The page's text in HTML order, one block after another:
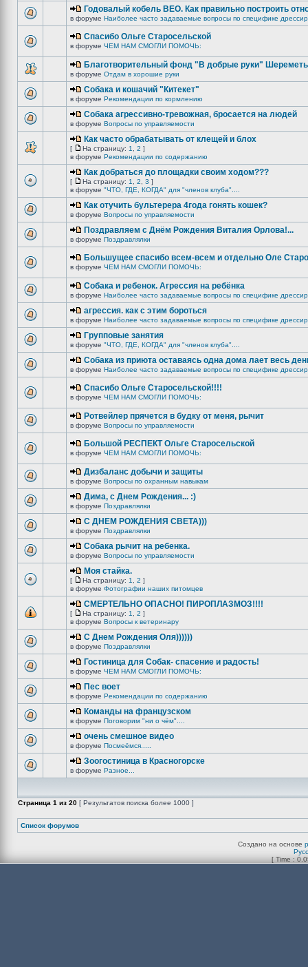
Годовалый кобель ВЕО. Как правильно построить
в форуме Наиболее часто задаваемые вопросы по специфике
Спасибо Ольге Старосельской
в форуме ЧЕМ НАМ СМОГЛИ ПОМОЧЬ:
Благотворительный фонд "В добрые руки"
в форуме Отдам в хорошие руки
Собака и кошачий "Китекет"
в форуме Рекомендации по кормлению
Собака агрессивно-тревожная, бросается на людей
в форуме Вопросы по управляемости
Как часто обрабатывать от клещей и блох
[ На страницу: 1 2 ]
в форуме Рекомендации по содержанию
Как добраться до площадки своим ходом???
[ На страницу: 1 2 3 ]
в форуме "ЧТО, ГДЕ, КОГДА" для "членов клуба"....
Как отучить бультерера 4года гонять кошек?
в форуме Вопросы по управляемости
Поздравляем с Днём Рождения Виталия Орлова!...
в форуме Поздравлялки
Большущее спасибо всем-всем и отдельно Оле
в форуме ЧЕМ НАМ СМОГЛИ ПОМОЧЬ:
Собака и ребенок. Агрессия на ребёнка
в форуме Наиболее часто задаваемые вопросы по специфике
агрессия. как с этим бороться
в форуме Наиболее часто задаваемые вопросы по специфике
Групповые занятия
в форуме "ЧТО, ГДЕ, КОГДА" для "членов клуба"....
Собака из приюта оставаясь одна дома лает весь
в форуме Наиболее часто задаваемые вопросы по специфике
Спасибо Ольге Старосельской!!!!
в форуме ЧЕМ НАМ СМОГЛИ ПОМОЧЬ:
Ротвейлер прячется в будку от меня, рычит
в форуме Вопросы по управляемости
Большой РЕСПЕКТ Ольге Старосельской
в форуме ЧЕМ НАМ СМОГЛИ ПОМОЧЬ:
Дизбаланс добычи и защиты
в форуме Вопросы по охранным навыкам
Дима, с Днем Рождения... :)
в форуме Поздравлялки
C ДНЕМ РОЖДЕНИЯ СВЕТА)))
в форуме Поздравлялки
Собака рычит на ребенка.
в форуме Вопросы по управляемости
Моя стайка.
[ На страницу: 1 2 ]
в форуме Фотографии наших питомцев
СМЕРТЕЛЬНО ОПАСНО! ПИРОПЛАЗМОЗ!!!!
[ На страницу: 1 2 ]
в форуме Вопросы к ветеринару
С Днем Рождения Оля))))))
в форуме Поздравлялки
Гостиница для Собак- спасение и радость!
в форуме ЧЕМ НАМ СМОГЛИ ПОМОЧЬ:
Пес воет
в форуме Рекомендации по содержанию
Команды на французском
в форуме Поговорим "ни о чём"....
очень смешное видео
в форуме Посмеёмся.....
Зоогостиница в Красногорске
в форуме Разное...
Страница 1 из 20 [ Результатов поиска более 1000 ]
Список форумов
Создано на основе
[ Time :